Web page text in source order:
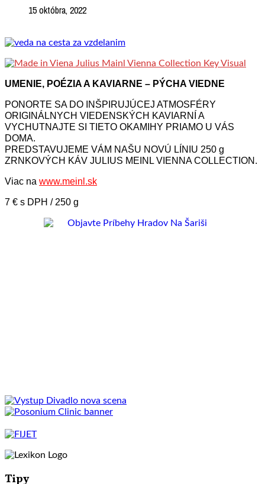
15 októbra, 2022
UMENIE, POÉZIA A KAVIARNE – PÝCHA VIEDNE
PONORTE SA DO INŠPIRUJÚCEJ ATMOSFÉRY
ORIGINÁLNYCH VIEDENSKÝCH KAVIARNÍ A
VYCHUTNAJTE SI TIETO OKAMIHY PRIAMO U VÁS
DOMA.
PREDSTAVUJEME VÁM NAŠU NOVÚ LÍNIU 250 g
ZRNKOVÝCH KÁV JULIUS MEINL VIENNA COLLECTION.
Viac na www.meinl.sk
7 € s DPH / 250 g
Tipy